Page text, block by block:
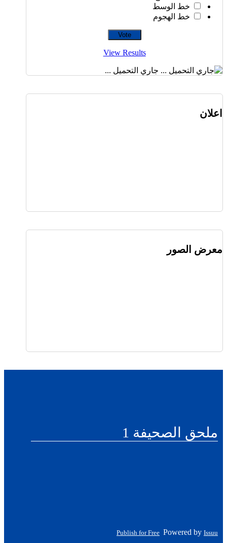
خط الوسط
خط الهجوم
View Results
جاري التحميل ...
اعلان
معرض الصور
ملحق الصحيفة 1
Powered by Issuu
Publish for Free